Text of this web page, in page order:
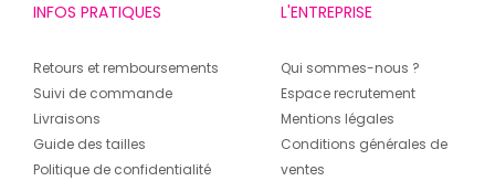
INFOS PRATIQUES
Retours et remboursements
Suivi de commande
Livraisons
Guide des tailles
Politique de confidentialité
L'ENTREPRISE
Qui sommes-nous ?
Espace recrutement
Mentions légales
Conditions générales de
ventes